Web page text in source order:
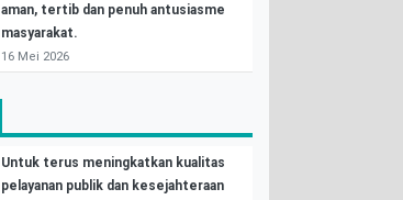
aman, tertib dan penuh antusiasme
masyarakat.
16 Mei 2026
Untuk terus meningkatkan kualitas
pelayanan publik dan kesejahteraan